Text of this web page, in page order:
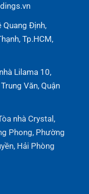
Quang Định,
Tp.HCM,
Lilama 10,
Văn, Quận
nhà Crystal,
Phong, Phường
Hải Phòng